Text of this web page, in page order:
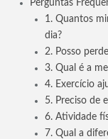
Perguntas
1. Quantos
dia?
2. Posso
3. Qual é a
4. Exercício
5. Preciso de
6. Atividade
7. Qual a